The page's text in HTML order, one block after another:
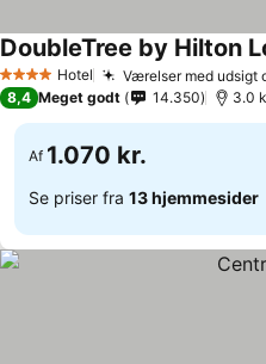
4 StjernerHotel Værelser med udsigt
Se priser
8,4 Meget godt 14.350 3.0
Af 1.070 kr.
Se priser fra 13 hjemmesider